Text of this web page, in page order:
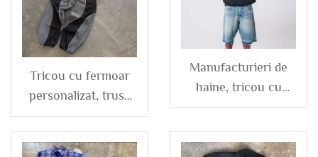
Tricou cu fermoar
personalizat, trusa
de trening din
poliester și nailon,
Manufacturieri de
haine, tricou cu
glugă unisex, din
vintage, cu pietre